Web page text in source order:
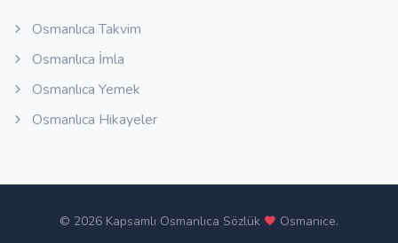
Osmanlıca Takvim
Osmanlıca İmla
Osmanlıca Yemek
Osmanlıca Hikayeler
© 2026 Kapsamlı Osmanlıca Sözlük Osmanice.